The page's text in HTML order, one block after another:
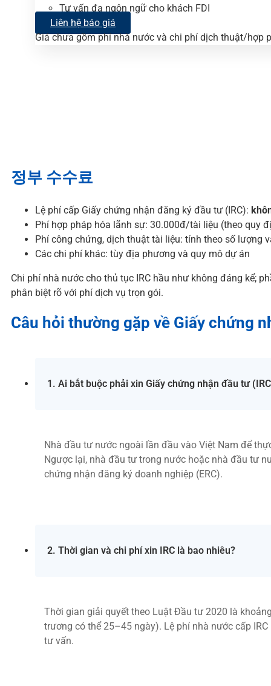
Tư vấn đa ngôn ngữ cho khách FDI
Liên hệ báo giá
Giá chưa gồm phí nhà nước và chi phí dịch thuật/hợp
정부 수수료
Lệ phí cấp Giấy chứng nhận đăng ký đầu tư (IRC):
Phí hợp pháp hóa lãnh sự: 30.000đ/tài liệu (theo quy
Phí công chứng, dịch thuật tài liệu: tính theo số lượng
Các chi phí khác: tùy địa phương và quy mô dự án
Chi phí nhà nước cho thủ tục IRC hầu như không đáng kể;
phân biệt rõ với phí dịch vụ trọn gói.
Câu hỏi thường gặp về Giấy chứng
1. Ai bắt buộc phải xin Giấy chứng nhận đầu tư
Nhà đầu tư nước ngoài lần đầu vào Việt Nam để
Ngược lại, nhà đầu tư trong nước hoặc nhà đầu tư
chứng nhận đăng ký doanh nghiệp (ERC).
2. Thời gian và chi phí xin IRC là bao nhiêu?
Thời gian giải quyết theo Luật Đầu tư 2020 là
trương có thể 25–45 ngày). Lệ phí nhà nước cấp
tư vấn.